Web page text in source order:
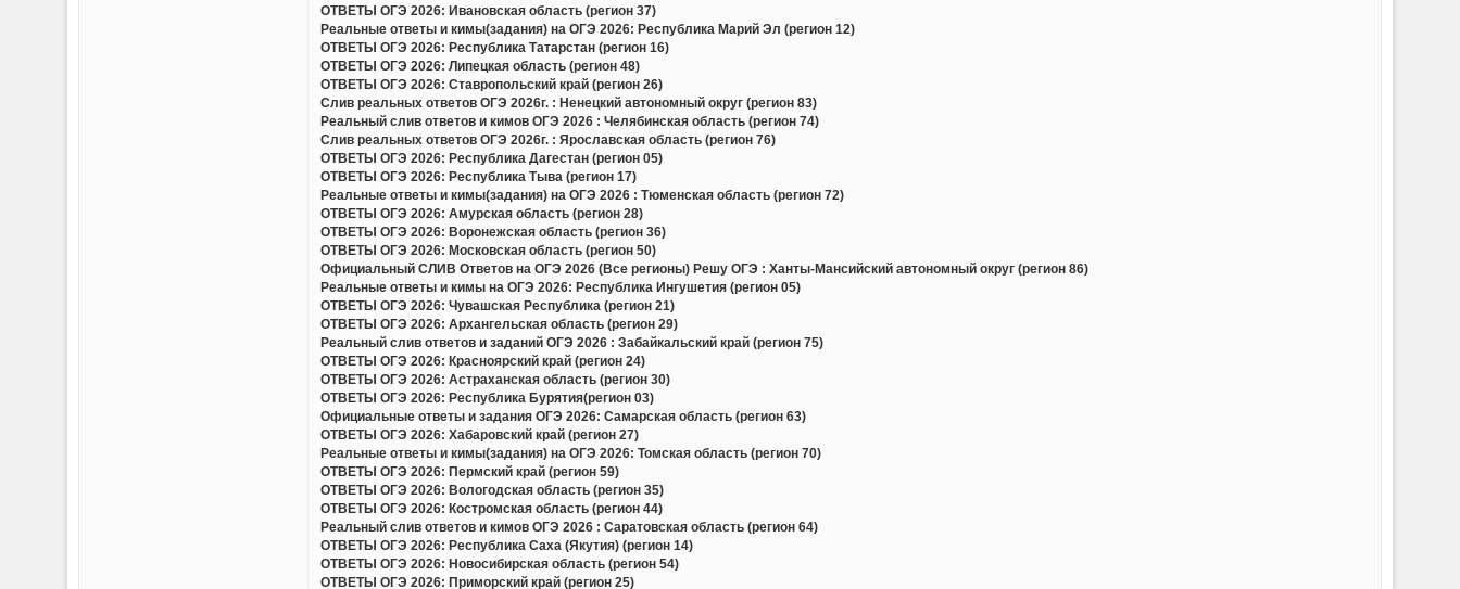
ОТВЕТЫ ОГЭ 2026: Ивановская область (регион 37)
Реальные ответы и кимы(задания) на ОГЭ 2026: Республика Марий Эл (регион 12)
ОТВЕТЫ ОГЭ 2026: Республика Татарстан (регион 16)
ОТВЕТЫ ОГЭ 2026: Липецкая область (регион 48)
ОТВЕТЫ ОГЭ 2026: Ставропольский край (регион 26)
Слив реальных ответов ОГЭ 2026г. : Ненецкий автономный округ (регион 83)
Реальный слив ответов и кимов ОГЭ 2026 : Челябинская область (регион 74)
Слив реальных ответов ОГЭ 2026г. : Ярославская область (регион 76)
ОТВЕТЫ ОГЭ 2026: Республика Дагестан (регион 05)
ОТВЕТЫ ОГЭ 2026: Республика Тыва (регион 17)
Реальные ответы и кимы(задания) на ОГЭ 2026 : Тюменская область (регион 72)
ОТВЕТЫ ОГЭ 2026: Амурская область (регион 28)
ОТВЕТЫ ОГЭ 2026: Воронежская область (регион 36)
ОТВЕТЫ ОГЭ 2026: Московская область (регион 50)
Официальный СЛИВ Ответов на ОГЭ 2026 (Все регионы) Решу ОГЭ : Ханты-Мансийский автономный округ (регион 86)
Реальные ответы и кимы на ОГЭ 2026: Республика Ингушетия (регион 05)
ОТВЕТЫ ОГЭ 2026: Чувашская Республика (регион 21)
ОТВЕТЫ ОГЭ 2026: Архангельская область (регион 29)
Реальный слив ответов и заданий ОГЭ 2026 : Забайкальский край (регион 75)
ОТВЕТЫ ОГЭ 2026: Красноярский край (регион 24)
ОТВЕТЫ ОГЭ 2026: Астраханская область (регион 30)
ОТВЕТЫ ОГЭ 2026: Республика Бурятия(регион 03)
Официальные ответы и задания ОГЭ 2026: Самарская область (регион 63)
ОТВЕТЫ ОГЭ 2026: Хабаровский край (регион 27)
Реальные ответы и кимы(задания) на ОГЭ 2026: Томская область (регион 70)
ОТВЕТЫ ОГЭ 2026: Пермский край (регион 59)
ОТВЕТЫ ОГЭ 2026: Вологодская область (регион 35)
ОТВЕТЫ ОГЭ 2026: Костромская область (регион 44)
Реальный слив ответов и кимов ОГЭ 2026 : Саратовская область (регион 64)
ОТВЕТЫ ОГЭ 2026: Республика Саха (Якутия) (регион 14)
ОТВЕТЫ ОГЭ 2026: Новосибирская область (регион 54)
ОТВЕТЫ ОГЭ 2026: Приморский край (регион 25)